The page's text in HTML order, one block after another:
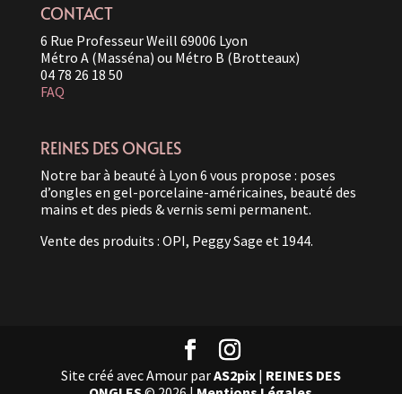
CONTACT
6 Rue Professeur Weill 69006 Lyon
Métro A (Masséna) ou Métro B (Brotteaux)
04 78 26 18 50
FAQ
REINES DES ONGLES
Notre bar à beauté à Lyon 6 vous propose : poses
d’ongles en gel-porcelaine-américaines, beauté des
mains et des pieds & vernis semi permanent.
Vente des produits : OPI, Peggy Sage et 1944.
Site créé avec Amour parAS2pix| REINES DES